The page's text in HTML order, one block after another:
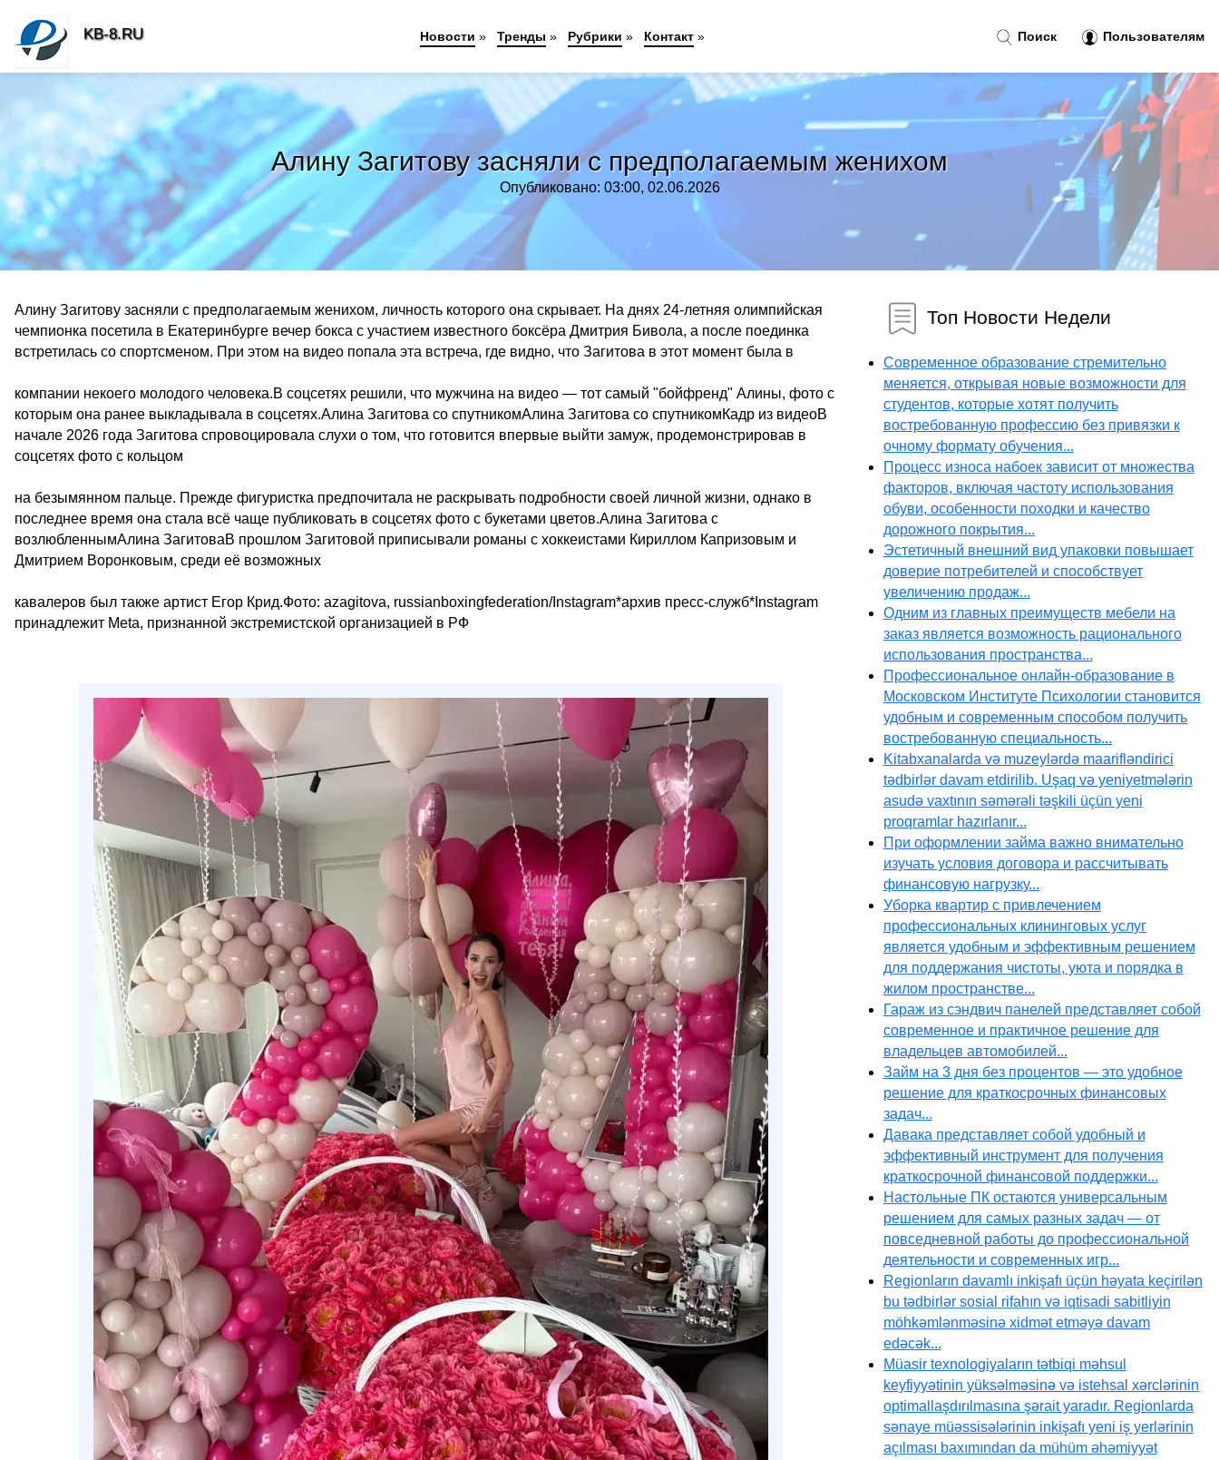
Алину Загитову засняли с предполагаемым женихом
Опубликовано: 03:00, 02.06.2026
Алину Загитову засняли с предполагаемым женихом, личность которого она скрывает. На днях 24-летняя олимпийская
чемпионка посетила в Екатеринбурге вечер бокса с участием известного боксёра Дмитрия Бивола, а после поединка
встретилась со спортсменом. При этом на видео попала эта встреча, где видно, что Загитова в этот момент была в
компании некоего молодого человека.В соцсетях решили, что мужчина на видео — тот самый "бойфренд" Алины, фото с
которым она ранее выкладывала в соцсетях.Алина Загитова со спутникомАлина Загитова со спутникомКадр из видеоВ
начале 2026 года Загитова спровоцировала слухи о том, что готовится впервые выйти замуж, продемонстрировав в
соцсетях фото с кольцом
на безымянном пальце. Прежде фигуристка предпочитала не раскрывать подробности своей личной жизни, однако в
последнее время она стала всё чаще публиковать в соцсетях фото с букетами цветов.Алина Загитова с
возлюбленнымАлина ЗагитоваВ прошлом Загитовой приписывали романы с хоккеистами Кириллом Капризовым и
Дмитрием Воронковым, среди её возможных
кавалеров был также артист Егор Крид.Фото: azagitova, russianboxingfederation/Instagram*архив пресс-служб*Instagram
принадлежит Meta, признанной экстремистской организацией в РФ
Топ Новости Недели
Современное образование стремительно
меняется, открывая новые возможности для
студентов, которые хотят получить
востребованную профессию без привязки к
очному формату обучения...
Процесс износа набоек зависит от множества
факторов, включая частоту использования
обуви, особенности походки и качество
дорожного покрытия...
Эстетичный внешний вид упаковки повышает
доверие потребителей и способствует
увеличению продаж...
Одним из главных преимуществ мебели на
заказ является возможность рационального
использования пространства...
Профессиональное онлайн-образование в
Московском Институте Психологии становится
удобным и современным способом получить
востребованную специальность...
Kitabxanalarda və muzeylərdə maarifləndirici
tədbirlər davam etdirilib. Uşaq və yeniyetmələrin
asudə vaxtının səmərəli təşkili üçün yeni
proqramlar hazırlanır...
При оформлении займа важно внимательно
изучать условия договора и рассчитывать
финансовую нагрузку...
Уборка квартир с привлечением
профессиональных клининговых услуг
является удобным и эффективным решением
для поддержания чистоты, уюта и порядка в
жилом пространстве...
Гараж из сэндвич панелей представляет собой
современное и практичное решение для
владельцев автомобилей...
Займ на 3 дня без процентов — это удобное
решение для краткосрочных финансовых
задач...
Давака представляет собой удобный и
эффективный инструмент для получения
краткосрочной финансовой поддержки...
Настольные ПК остаются универсальным
решением для самых разных задач — от
повседневной работы до профессиональной
деятельности и современных игр...
Regionların davamlı inkişafı üçün həyata keçirilən
bu tədbirlər sosial rifahın və iqtisadi sabitliyin
möhkəmlənməsinə xidmət etməyə davam
edəcək...
Müasir texnologiyaların tətbiqi məhsul
keyfiyyətinin yüksəlməsinə və istehsal xərclərinin
optimallaşdırılmasına şərait yaradır. Regionlarda
sənaye müəssisələrinin inkişafı yeni iş yerlərinin
açılması baxımından da mühüm əhəmiyyət
Поиск Пользователям
KB-8.RU Новости » Тренды » Рубрики » Контакт »